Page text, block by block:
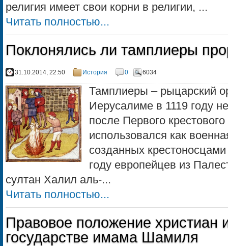
религия имеет свои корни в религии, ...
Читать полностью...
Поклонялись ли тамплиеры
31.10.2014, 22:50 История 0 6034
Тамплиеры – рыцарский
Иерусалиме в 1119 году
после Первого
использовался как
созданных
году европейцев из
султан Халил аль-...
Читать полностью...
Правовое положение христиан
государстве имама Шамиля